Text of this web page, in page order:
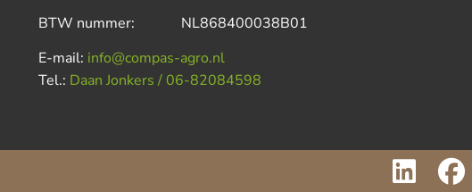
BTW nummer: NL868400038B01
E-mail: info@compas-agro.nl
Tel.: Daan Jonkers / 06-82084598